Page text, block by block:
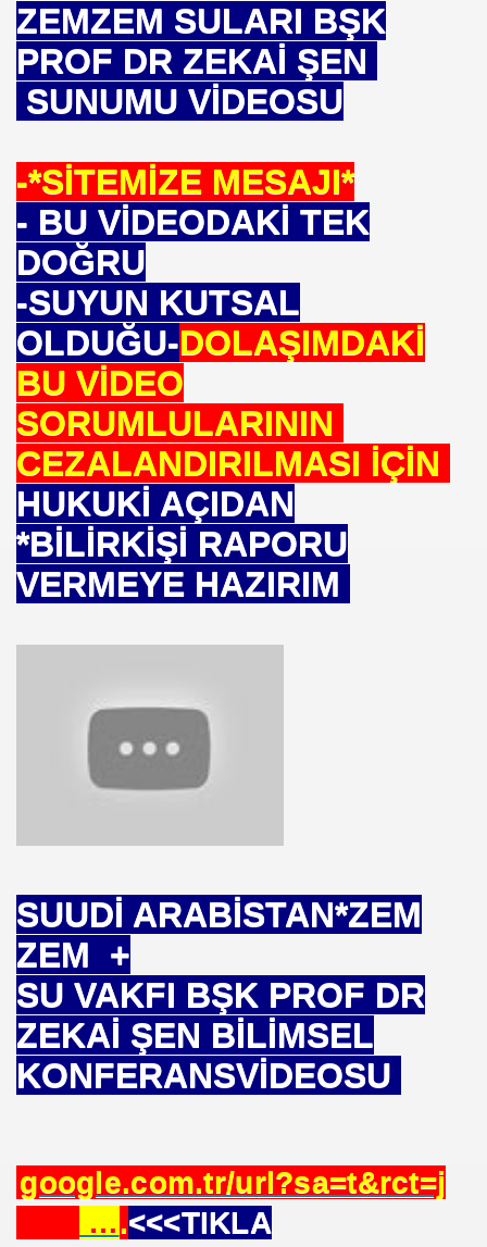
ZEMZEM SULARI BŞK
PROF DR ZEKAİ ŞEN
SUNUMU VİDEOSU
-*SİTEMİZE MESAJI*
- BU VİDEODAKİ TEK
DOĞRU
-SUYUN KUTSAL
OLDUĞU-DOLAŞIMDAKİ
BU VİDEO
SORUMLULARININ
CEZALANDIRILMASI İÇİN
HUKUKİ AÇIDAN
*BİLİRKİŞİ RAPORU
VERMEYE HAZIRIM
SUUDİ ARABİSTAN*ZEM
ZEM +
SU VAKFI BŞK PROF DR
ZEKAİ ŞEN BİLİMSEL
KONFERANSVİDEOSU
google.com.tr/url?sa=t&rct=j
….<<<TIKLA
İBNİ RÜŞD
ARINÇ
İle